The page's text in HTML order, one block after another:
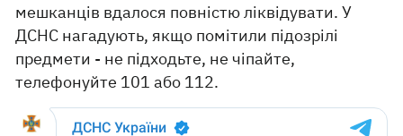
мешканців вдалося повністю ліквідувати. У
ДСНС нагадують, якщо помітили підозрілі
предмети - не підходьте, не чіпайте,
телефонуйте 101 або 112.